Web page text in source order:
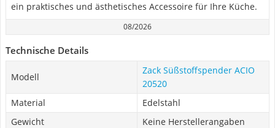
ein praktisches und ästhetisches Accessoire für Ihre Küche.
08/2026
Technische Details
Modell
Zack Süßstoffspender ACIO
20520
Material
Edelstahl
Gewicht
Keine Herstellerangaben